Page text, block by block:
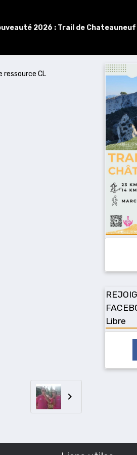
2026 : Trail de Chateauneuf
ressource CL
Libre